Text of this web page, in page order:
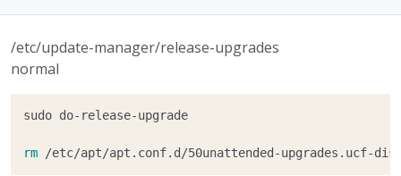
/etc/update-manager/release-upgrades
normal
sudo do-release-upgrade
rm